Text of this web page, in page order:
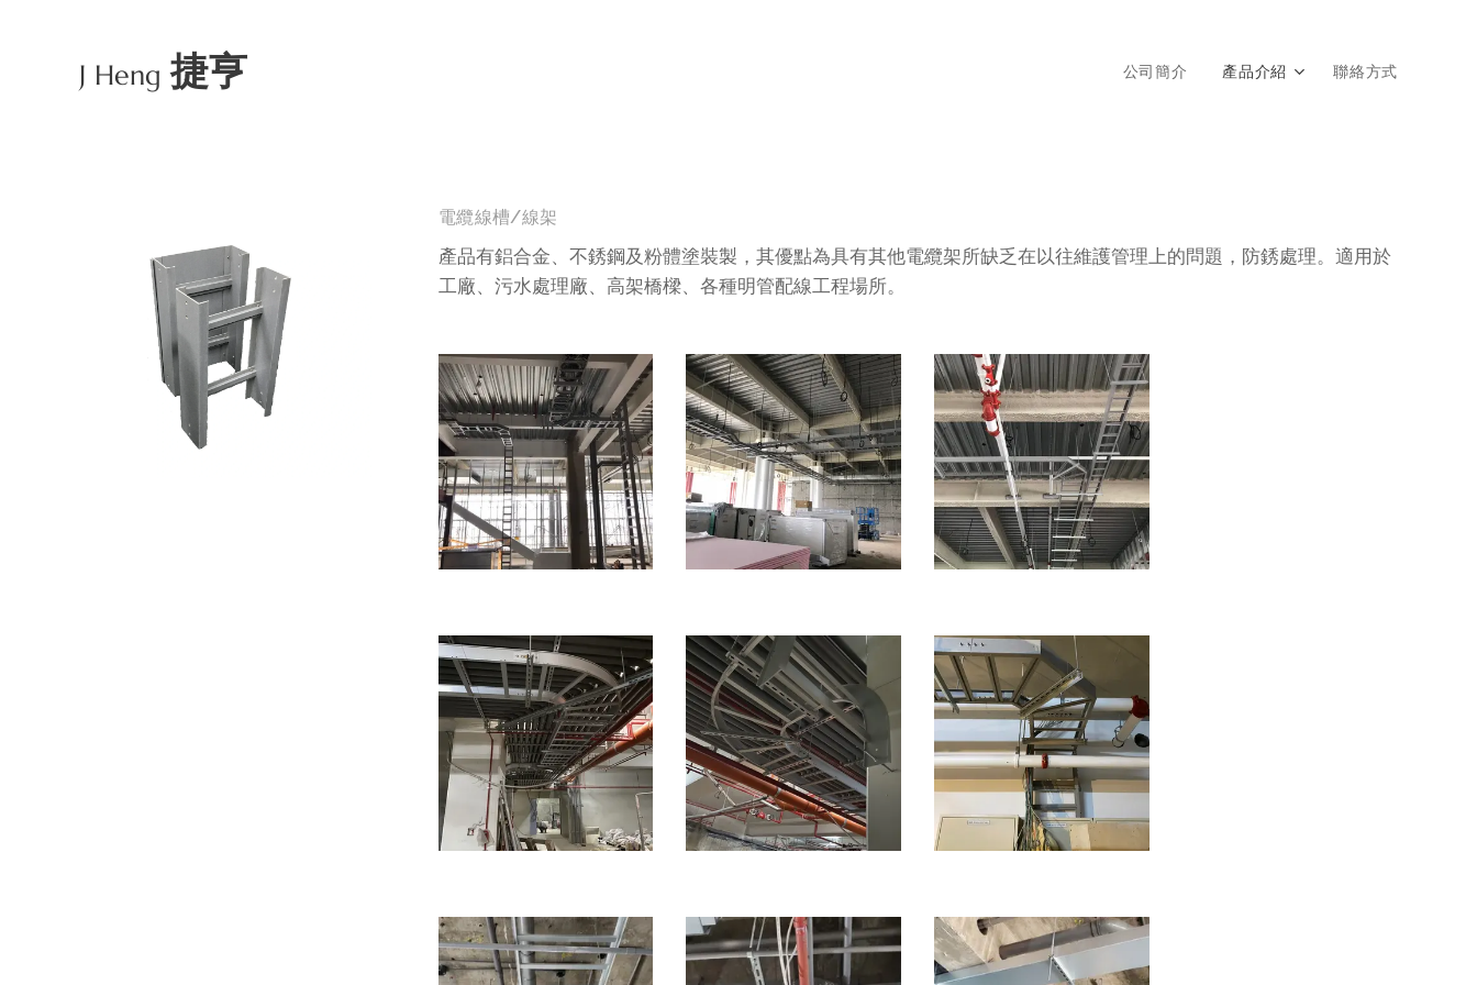
J Heng捷亨 公司簡介 產品介紹 聯絡方式
電纜線槽/線架
產品有鋁合金、不銹鋼及粉體塗裝製，其優點為具有其他電纜架所缺乏在以往維護管理上的問題，防銹處理。適用於
工廠、污水處理廠、高架橋樑、各種明管配線工程場所。